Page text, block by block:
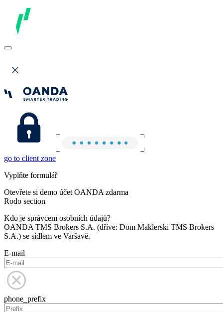
go to client zone
Vyplňte formulář
Otevřete si demo účet OANDA zdarma
Rodo section
Kdo je správcem osobních údajů?
OANDA TMS Brokers S.A. (dříve: Dom Maklerski TMS Brokers
S.A.) se sídlem ve Varšavě.
E-mail
phone_prefix